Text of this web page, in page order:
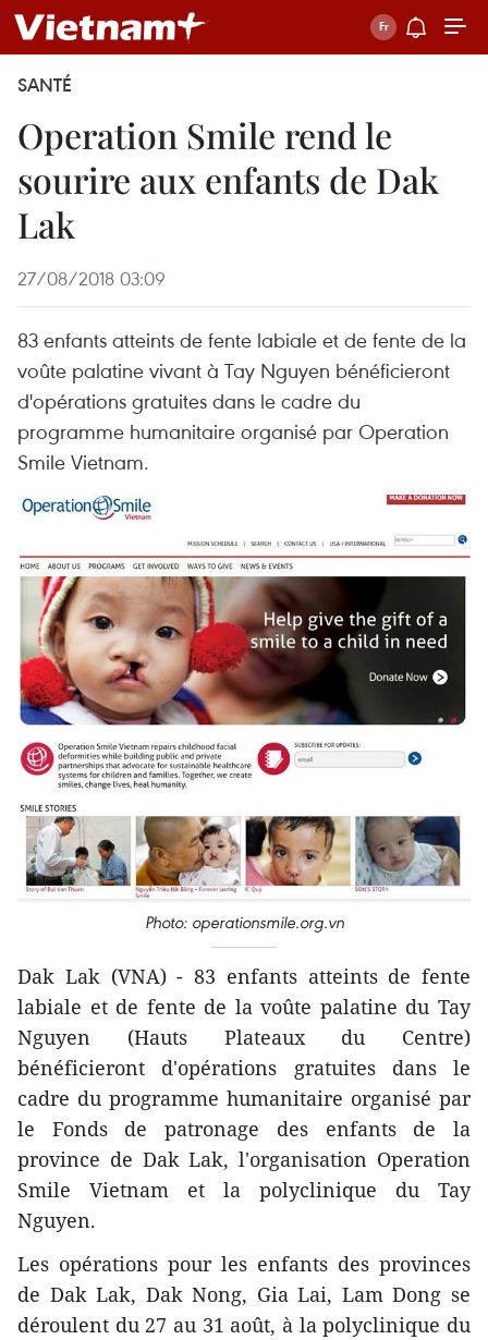
SANTÉ
Operation Smile rend le
sourire aux enfants de Dak
Lak
27/08/2018 03:09
83 enfants atteints de fente labiale et de fente de la
voûte palatine vivant à Tay Nguyen bénéficieront
d'opérations gratuites dans le cadre du
programme humanitaire organisé par Operation
Smile Vietnam.
Photo: operationsmile.org.vn
Dak Lak (VNA) - 83 enfants atteints de fente
labiale et de fente de la voûte palatine du Tay
Nguyen (Hauts Plateaux du Centre)
bénéficieront d'opérations gratuites dans le
cadre du programme humanitaire organisé par
le Fonds de patronage des enfants de la
province de Dak Lak, l'organisation Operation
Smile Vietnam et la polyclinique du Tay
Nguyen.
Les opérations pour les enfants des provinces
de Dak Lak, Dak Nong, Gia Lai, Lam Dong se
déroulent du 27 au 31 août, à la polyclinique du